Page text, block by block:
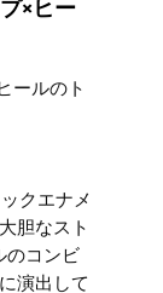
×ヒー
クエナメ
胆なスト
のコンビ
演出して